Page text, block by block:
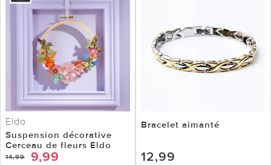
Eldo
Suspension décorative
Cerceau de fleurs Eldo
14,99 9,99
Bracelet aimanté
12,99